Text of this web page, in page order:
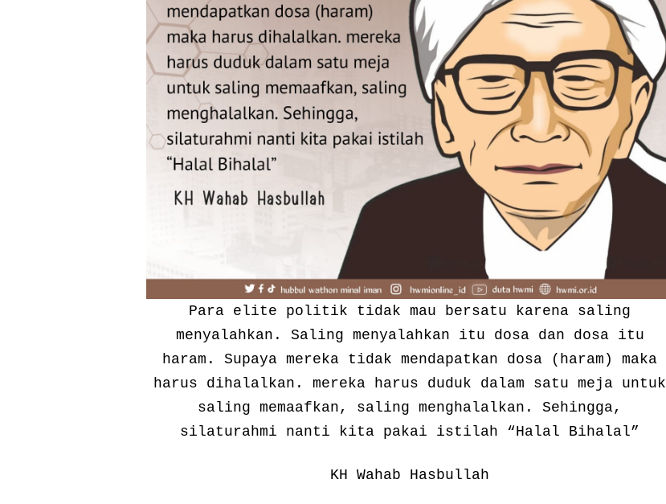
Para elite politik tidak mau bersatu karena saling
menyalahkan. Saling menyalahkan itu dosa dan dosa itu
haram. Supaya mereka tidak mendapatkan dosa (haram) maka
harus dihalalkan. mereka harus duduk dalam satu meja untuk
saling memaafkan, saling menghalalkan. Sehingga,
silaturahmi nanti kita pakai istilah “Halal Bihalal”
KH Wahab Hasbullah